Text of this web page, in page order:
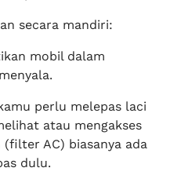
secara mandiri:
mobil dalam
perlu melepas laci
atau mengakses
AC) biasanya ada
dulu.